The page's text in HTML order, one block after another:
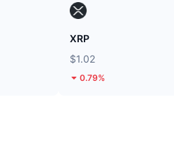
XRP
$1.02
0.79%